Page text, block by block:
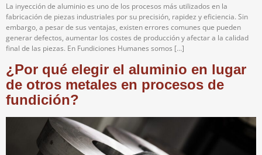
La inyección de aluminio es uno de los procesos más utilizados en la
fabricación de piezas industriales por su precisión, rapidez y eficiencia. Sin
embargo, a pesar de sus ventajas, existen errores comunes que pueden
generar defectos, aumentar los costes de producción y afectar a la calidad
final de las piezas. En Fundiciones Humanes somos […]
¿Por qué elegir el aluminio en lugar
de otros metales en procesos de
fundición?